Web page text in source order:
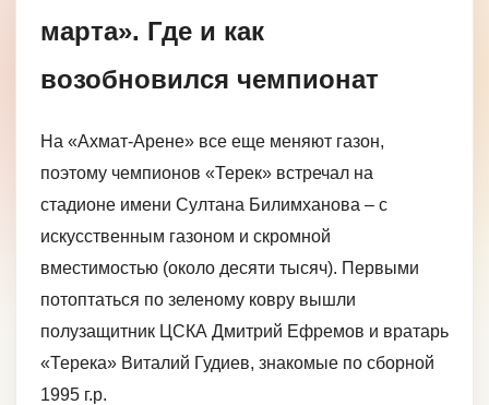
марта». Где и как
возобновился чемпионат
На «Ахмат-Арене» все еще меняют газон,
поэтому чемпионов «Терек» встречал на
стадионе имени Султана Билимханова – с
искусственным газоном и скромной
вместимостью (около десяти тысяч). Первыми
потоптаться по зеленому ковру вышли
полузащитник ЦСКА Дмитрий Ефремов и вратарь
«Терека» Виталий Гудиев, знакомые по сборной
1995 г.р.